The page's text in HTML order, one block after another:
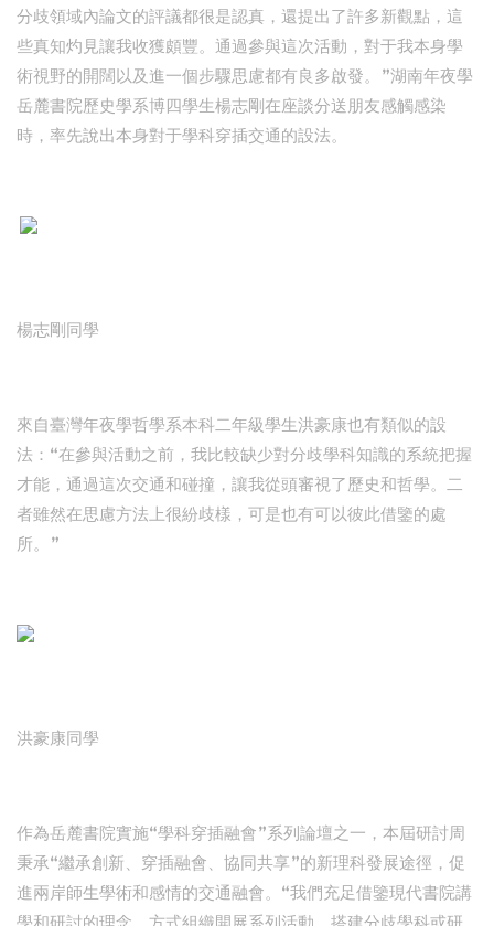
分歧領域內論文的評議都很是認真，還提出了許多新觀點，這
些真知灼見讓我收獲頗豐。通過參與這次活動，對于我本身學
術視野的開闊以及進一個步驟思慮都有良多啟發。”湖南年夜學
岳麓書院歷史學系博四學生楊志剛在座談分送朋友感觸感染
時，率先說出本身對于學科穿插交通的設法。
楊志剛同學
來自臺灣年夜學哲學系本科二年級學生洪豪康也有類似的設
法：“在參與活動之前，我比較缺少對分歧學科知識的系統把握
才能，通過這次交通和碰撞，讓我從頭審視了歷史和哲學。二
者雖然在思慮方法上很紛歧樣，可是也有可以彼此借鑒的處
所。”
洪豪康同學
作為岳麓書院實施“學科穿插融會”系列論壇之一，本屆研討周
秉承“繼承創新、穿插融會、協同共享”的新理科發展途徑，促
進兩岸師生學術和感情的交通融會。“我們充足借鑒現代書院講